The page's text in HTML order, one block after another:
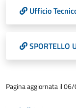
Ufficio
SPORTELLO
Pagina aggiornata il